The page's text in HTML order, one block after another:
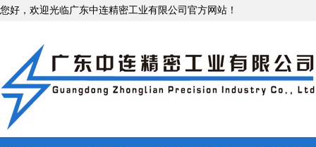
您好，欢迎光临广东中连精密工业有限公司官方网站！